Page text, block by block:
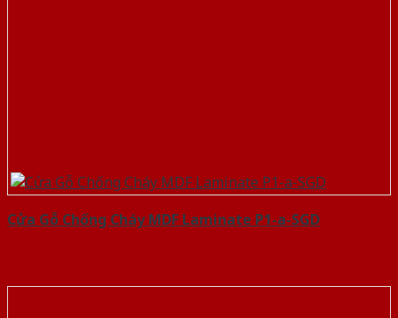
Cửa Gỗ Chống Cháy MDF Laminate P1-a-SGD